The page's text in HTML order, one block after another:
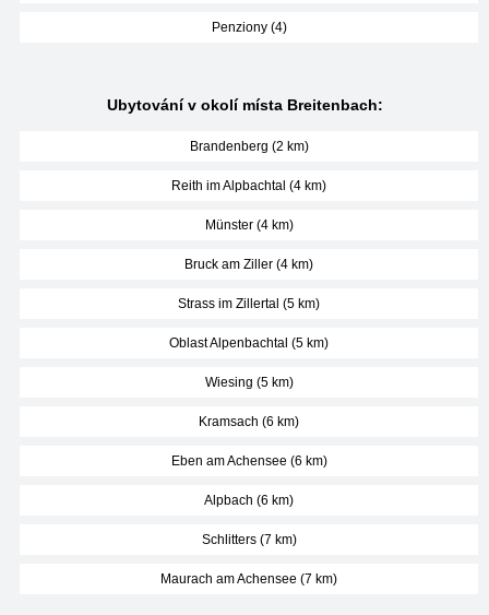
Penziony (4)
Ubytování v okolí místa Breitenbach:
Brandenberg (2 km)
Reith im Alpbachtal (4 km)
Münster (4 km)
Bruck am Ziller (4 km)
Strass im Zillertal (5 km)
Oblast Alpenbachtal (5 km)
Wiesing (5 km)
Kramsach (6 km)
Eben am Achensee (6 km)
Alpbach (6 km)
Schlitters (7 km)
Maurach am Achensee (7 km)